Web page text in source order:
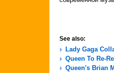
See also:
Lady Gaga
Queen To Re-
Queen's Brian